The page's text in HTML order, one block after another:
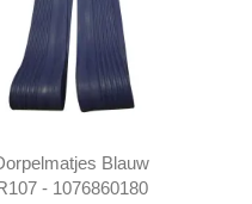
Blauw
- 1076860180